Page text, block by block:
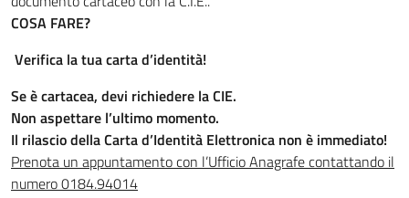
COSA FARE?
Verifica la tua carta d’identità!
Se è cartacea, devi richiedere la CIE.
Non aspettare l’ultimo momento.
Il rilascio della Carta d’Identità Elettronica non è immediato!
Prenota un appuntamento con l’Ufficio Anagrafe contattando il
numero 0184.94014